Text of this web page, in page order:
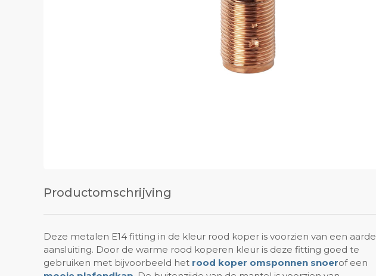
Productomschrijving
Deze metalen E14 fitting in de kleur rood koper is voorzien van een aarde
aansluiting. Door de warme rood koperen kleur is deze fitting goed te
gebruiken met bijvoorbeeld het rood koper omsponnen snoerof een